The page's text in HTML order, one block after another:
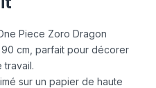
Piece Zoro Dragon
90 cm, parfait pour décorer
travail.
sur un papier de haute